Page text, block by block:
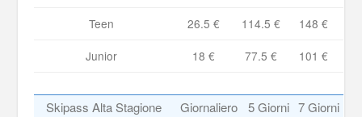
Teen
26.5 € 114.5 €
148 €
Junior
18 € 77.5 € 101 €
Skipass Alta Stagione Giornaliero 5 Giorni 7 Giorni